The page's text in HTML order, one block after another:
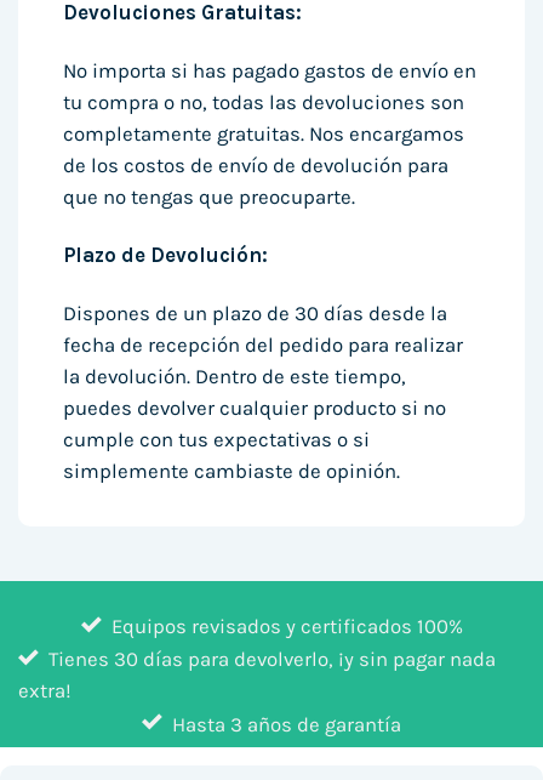
Devoluciones Gratuitas:
No importa si has pagado gastos de envío en
tu compra o no, todas las devoluciones son
completamente gratuitas. Nos encargamos
de los costos de envío de devolución para
que no tengas que preocuparte.
Plazo de Devolución:
Dispones de un plazo de 30 días desde la
fecha de recepción del pedido para realizar
la devolución. Dentro de este tiempo,
puedes devolver cualquier producto si no
cumple con tus expectativas o si
simplemente cambiaste de opinión.
Equipos revisados y certificados 100%
Tienes 30 días para devolverlo, ¡y sin pagar nada
extra!
Hasta 3 años de garantía